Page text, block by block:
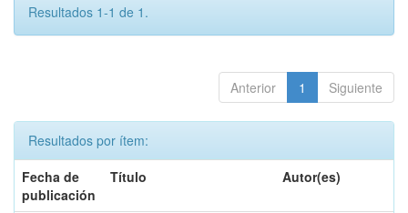
Resultados 1-1 de 1.
Anterior 1 Siguiente
Resultados por ítem:
Fecha de
publicación
Título Autor(es)